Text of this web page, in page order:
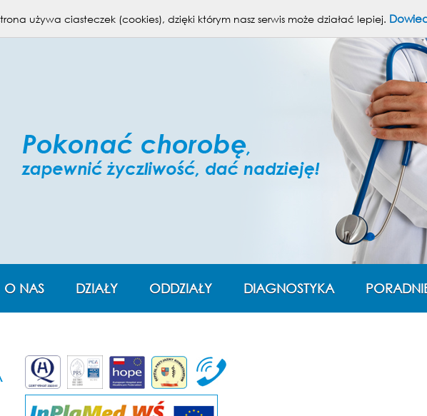
O NAS DZIAŁY ODDZIAŁY DIAGNOSTYKA
używa ciasteczek (cookies), dzięki którym nasz serwis może działać lepiej.